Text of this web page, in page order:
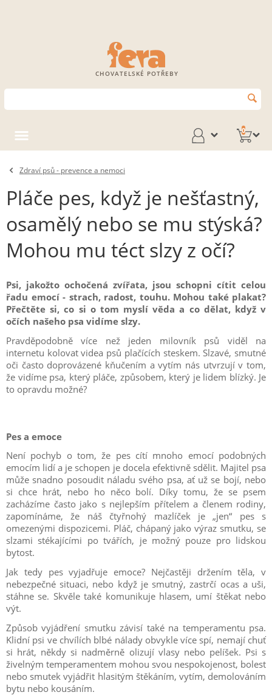
CHOVATELSKÉ POTŘEBY
0
Zdraví psů - prevence a nemoci
Pláče pes, když je nešťastný,
osamělý nebo se mu stýská?
Mohou mu téct slzy z očí?
Psi, jakožto ochočená zvířata, jsou schopni cítit celou
řadu emocí - strach, radost, touhu. Mohou také plakat?
Přečtěte si, co si o tom myslí věda a co dělat, když v
očích našeho psa vidíme slzy.
Pravděpodobně více než jeden milovník psů viděl na
internetu kolovat videa psů plačících steskem. Slzavé, smutné
oči často doprovázené kňučením a vytím nás utvrzují v tom,
že vidíme psa, který pláče, způsobem, který je lidem blízký. Je
to opravdu možné?
Pes a emoce
Není pochyb o tom, že pes cítí mnoho emocí podobných
emocím lidí a je schopen je docela efektivně sdělit. Majitel psa
může snadno posoudit náladu svého psa, ať už se bojí, nebo
si chce hrát, nebo ho něco bolí. Díky tomu, že se psem
zacházíme často jako s nejlepším přítelem a členem rodiny,
zapomínáme, že náš čtyřnohý mazlíček je „jen“ pes s
omezenými dispozicemi. Pláč, chápaný jako výraz smutku, se
slzami stékajícími po tvářích, je možný pouze pro lidskou
bytost.
Jak tedy pes vyjadřuje emoce? Nejčastěji držením těla, v
nebezpečné situaci, nebo když je smutný, zastrčí ocas a uši,
stáhne se. Skvěle také komunikuje hlasem, umí štěkat nebo
výt.
Způsob vyjádření smutku závisí také na temperamentu psa.
Klidní psi ve chvílích blbé nálady obvykle více spí, nemají chuť
si hrát, někdy si nadměrně olizují vlasy nebo pelíšek. Psi s
živelným temperamentem mohou svou nespokojenost, bolest
nebo smutek vyjádřit hlasitým štěkáním, vytím, demolováním
bytu nebo kousáním.